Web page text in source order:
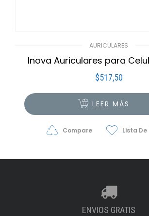
AURICULARES
Inova Auriculares para
$517,50
LEER MÁS
Compare Lista De
ENVIOS GRATIS